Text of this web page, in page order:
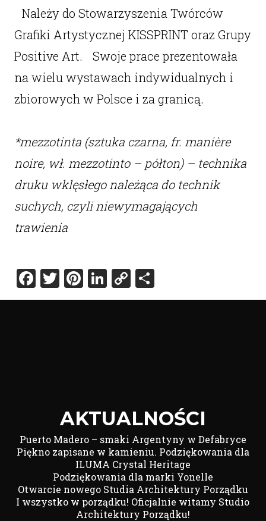
Należy do Stowarzyszenia Twórców
Grafiki Artystycznej KISSPRINT oraz Grupy
Positive Art. Swoje prace prezentowała
na wielu wystawach indywidualnych i
zbiorowych w Polsce i za granicą.
*mezzotinta (sztuka czarna, fr. manière
noire, wł. mezzotinto – półton) – technika
druku wklęsłego należąca do technik
suchych, czyli niewymagających
trawienia
Facebook
Twitter
Pinterest
LinkedIn
Copy
Link
Share
AKTUALNOŚCI
Puerto Madero – smaki Argentyny w Defabryce
Piękno zapisane w kamieniu. Podziękowania dla
ILUMA Crystal Heritage
Podziękowania dla marki Yonelle
Otwarcie nowego Studia Architektury Porządku
I wszystko w porządku! Oficjalnie witamy Studio
Architektury Porządku!